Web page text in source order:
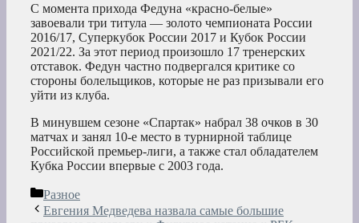
С момента прихода Федуна «красно-белые»
завоевали три титула — золото чемпионата России
2016/17, Суперкубок России 2017 и Кубок России
2021/22. За этот период произошло 17 тренерских
отставок. Федун частно подвергался критике со
стороны болельщиков, которые не раз призывали его
уйти из клуба.
В минувшем сезоне «Спартак» набрал 38 очков в 30
матчах и занял 10-е место в турнирной таблице
Российской премьер-лиги, а также стал обладателем
Кубка России впервые с 2003 года.
Рубрики
Разное
Евгения Медведева назвала самые большие